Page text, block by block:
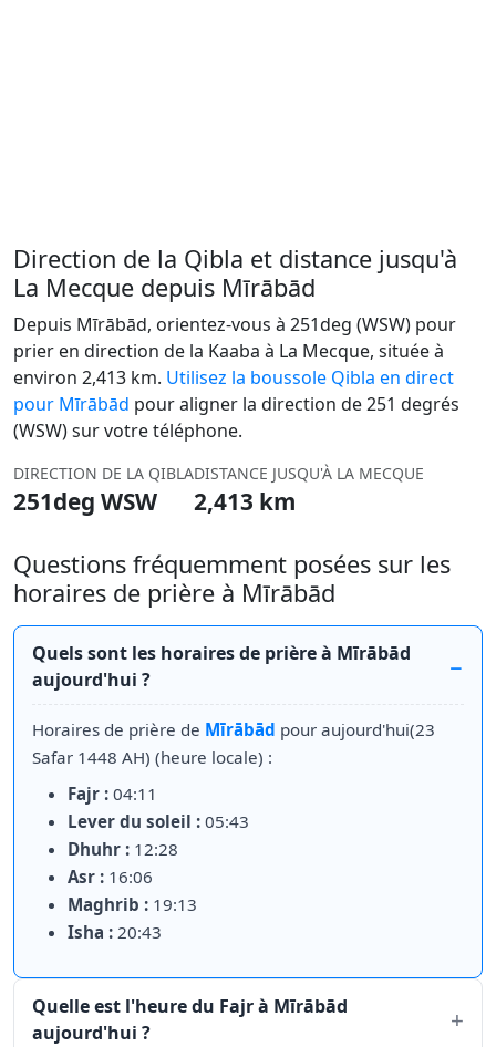
Direction de la Qibla et distance jusqu'à
La Mecque depuis Mīrābād
Depuis Mīrābād, orientez-vous à 251deg (WSW) pour
prier en direction de la Kaaba à La Mecque, située à
environ 2,413 km. Utilisez la boussole Qibla en direct
pour Mīrābād pour aligner la direction de 251 degrés
(WSW) sur votre téléphone.
DIRECTION DE LA QIBLA
251deg WSW
DISTANCE JUSQU'À LA MECQUE
2,413 km
Questions fréquemment posées sur les
horaires de prière à Mīrābād
Quels sont les horaires de prière à Mīrābād
aujourd'hui ?
Horaires de prière de Mīrābād pour aujourd'hui(23
Safar 1448 AH) (heure locale) :
Fajr : 04:11
Lever du soleil : 05:43
Dhuhr : 12:28
Asr : 16:06
Maghrib : 19:13
Isha : 20:43
Quelle est l'heure du Fajr à Mīrābād
aujourd'hui ?